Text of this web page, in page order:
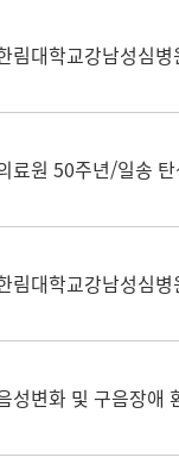
림대학교강남성심
료원 50주년/일송
림대학교강남성심
성변화 및 구음장애